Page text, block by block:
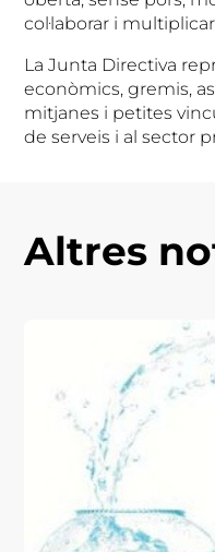
col·laborar i
La Junta Directiva
econòmics, gremis,
mitjanes i petites
de serveis i al sector
Altres